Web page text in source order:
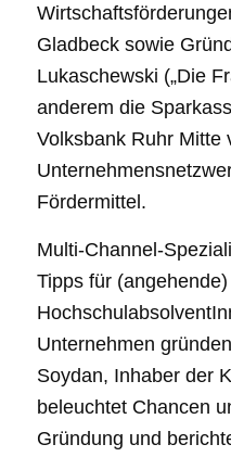
Gladbeck sowie
Lukaschewski („Die
anderem die
Volksbank Ruhr Mitte
Fördermittel.
Multi-Channel-
Tipps für (angehende)
Unternehmen
Soydan, Inhaber der
beleuchtet Chancen
Gründung und